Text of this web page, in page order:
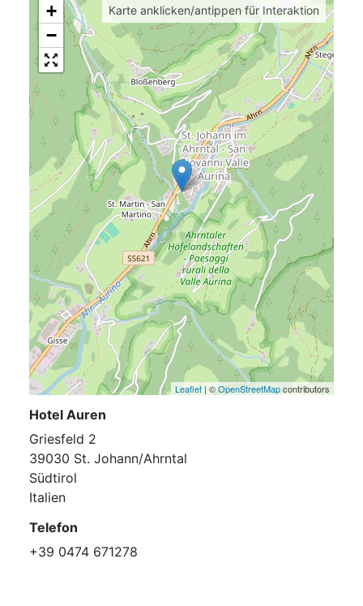
+
−
Leaflet | ©OpenStreetMapcontributors
Karte anklicken/antippen für Interaktion
Hotel Auren
Griesfeld 2
39030 St. Johann/Ahrntal
Südtirol
Italien
Telefon
+39 0474 671278